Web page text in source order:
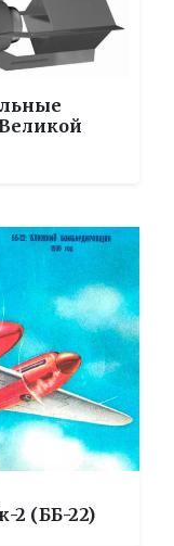
2 (ББ-22)